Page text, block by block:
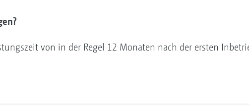
von in der Regel 12 Monaten nach der ersten